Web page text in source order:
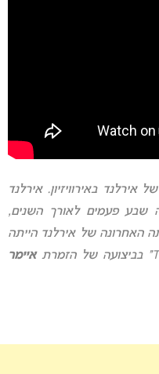
אירוויזיון 2024: זו ההשתתפות ה-57 של אירלנד באירוויזיון. אירלנד
ב-1965 וזכתה בה שבע פעמים לאורך השנים,
האחרונה של אירלנד הייתה
איימר